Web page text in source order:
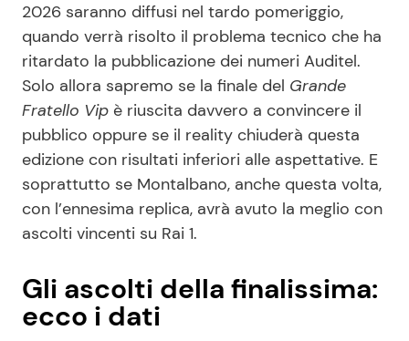
2026 saranno diffusi nel tardo pomeriggio,
quando verrà risolto il problema tecnico che ha
ritardato la pubblicazione dei numeri Auditel.
Solo allora sapremo se la finale del Grande
Fratello Vip è riuscita davvero a convincere il
pubblico oppure se il reality chiuderà questa
edizione con risultati inferiori alle aspettative. E
soprattutto se Montalbano, anche questa volta,
con l’ennesima replica, avrà avuto la meglio con
ascolti vincenti su Rai 1.
Gli ascolti della finalissima:
ecco i dati